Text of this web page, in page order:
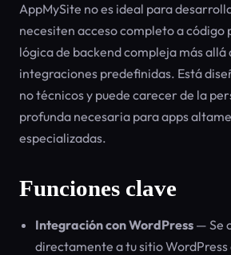
AppMySite no es ideal para
necesiten acceso completo a código
lógica de backend compleja más allá
integraciones predefinidas. Está
no técnicos y puede carecer de la
profunda necesaria para apps
especializadas.
Funciones clave
Integración con WordPress — Se
directamente a tu sitio